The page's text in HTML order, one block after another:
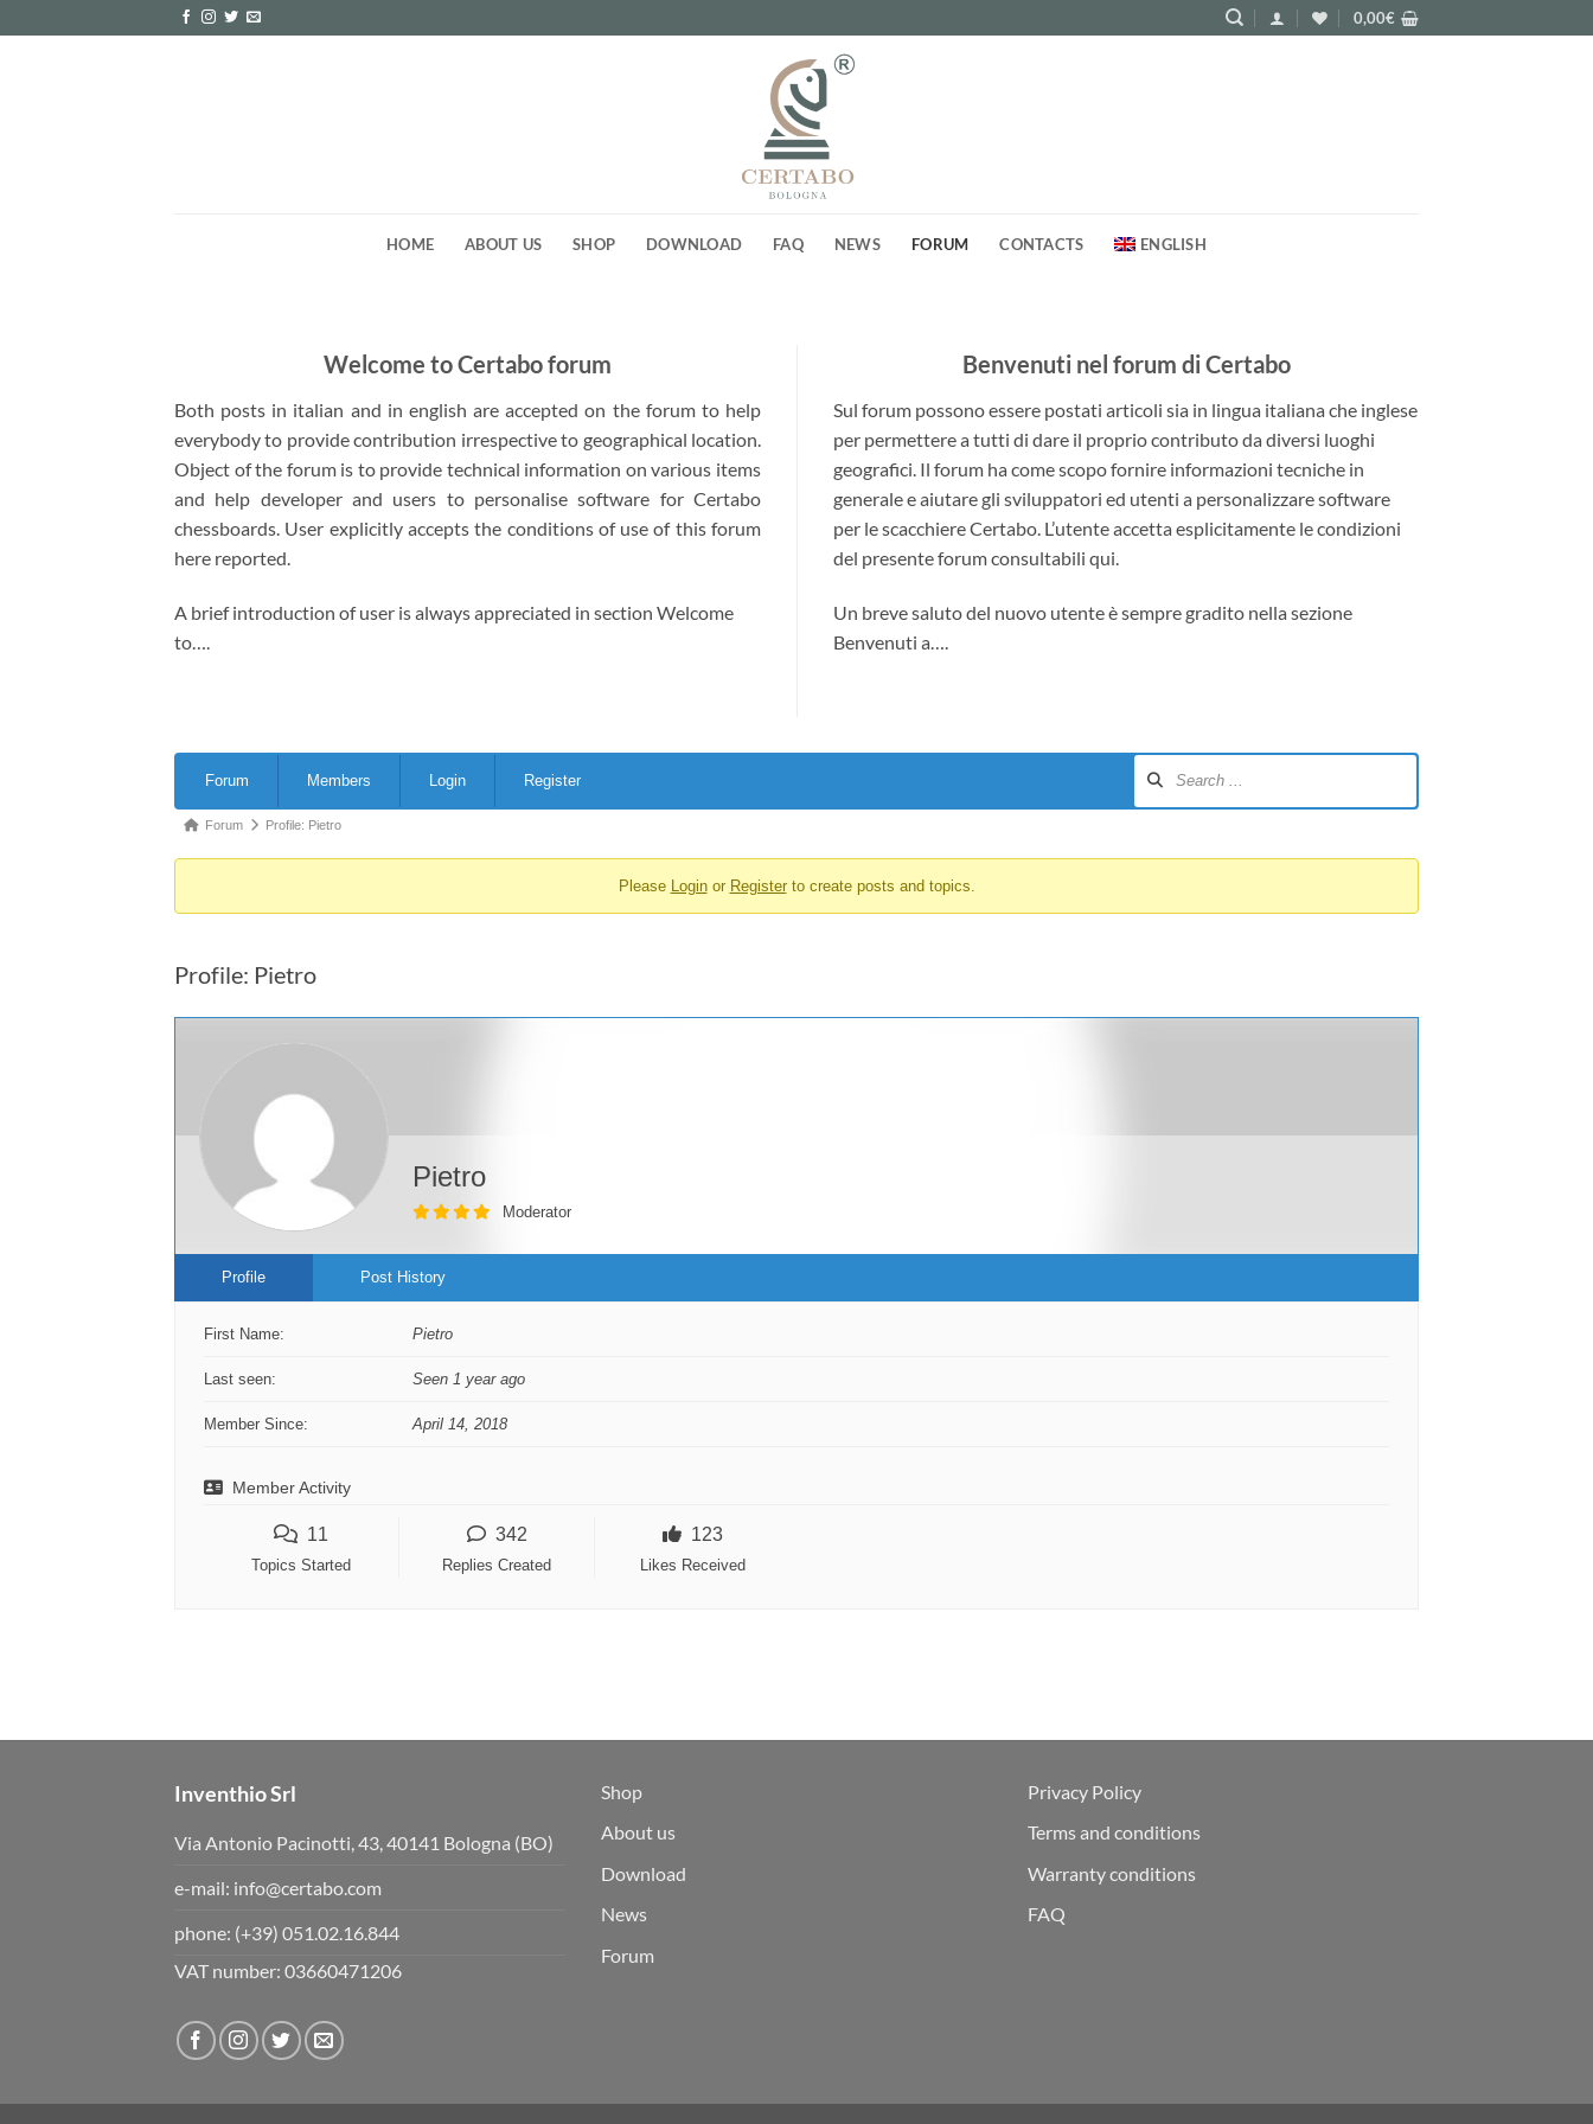
to
0,00€
HOME ABOUT US SHOP DOWNLOAD FAQ NEWS FORUM CONTACTS ENGLISH
Welcome to Certabo forum
Both posts in italian and in english are accepted on the forum to help
everybody to provide contribution irrespective to geographical location.
Object of the forum is to provide technical information on various items
and help developer and users to personalise software for Certabo
chessboards. User explicitly accepts the conditions of use of this forum
here reported.
A brief introduction of user is always appreciated in section Welcome
to….
Benvenuti nel forum di Certabo
Sul forum possono essere postati articoli sia in lingua italiana che inglese
per permettere a tutti di dare il proprio contributo da diversi luoghi
geografici. Il forum ha come scopo fornire informazioni tecniche in
generale e aiutare gli sviluppatori ed utenti a personalizzare software
per le scacchiere Certabo. L’utente accetta esplicitamente le condizioni
del presente forum consultabili qui.
Un breve saluto del nuovo utente è sempre gradito nella sezione
Benvenuti a….
Navigation
Forum Members Login Register
Forum
You
here:
Forum Profile: Pietro
Please Loginor Registerto create posts and topics.
Profile: Pietro
Pietro
Moderator
Profile Post History
First Name: Pietro
Last seen: Seen 1 year ago
Member Since: April 14, 2018
Member Activity
11
Topics Started
342
Replies Created
123
Likes Received
Inventhio Srl
Via Antonio Pacinotti, 43, 40141 Bologna (BO)
e-mail: info@certabo.com
phone: (+39) 051.02.16.844
VAT number: 03660471206
Shop
About us
Download
News
Forum
Privacy Policy
Terms and conditions
Warranty conditions
FAQ